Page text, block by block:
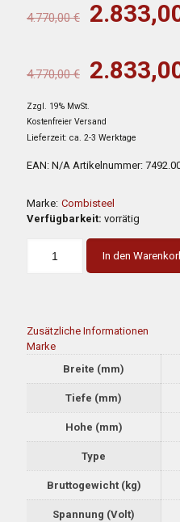
4.770,00€
war:
4.770,00€
war:
4.770,00
Zzgl. 19% MwSt.
Kostenfreier Versand
Lieferzeit: ca. 2-3 Werktage
EAN: N/A Artikelnummer:
Marke: Combisteel
Verfügbarkeit: vorrätig
In den
Zusätzliche Informationen
Marke
Breite (mm)
Tiefe (mm)
Hohe (mm)
Type
Bruttogewicht (kg)
Spannung (Volt)